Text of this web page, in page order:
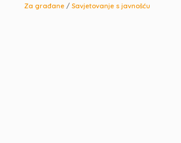
Za građane / Savjetovanje s javnošću